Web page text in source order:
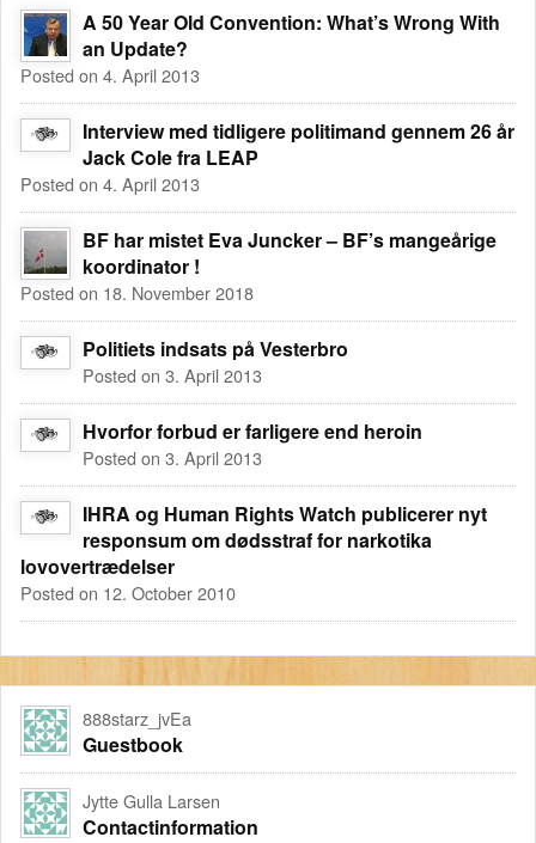
A 50 Year Old Convention: What’s Wrong With
an Update?
Posted on 4. April 2013
Interview med tidligere politimand gennem 26 år
Jack Cole fra LEAP
Posted on 4. April 2013
BF har mistet Eva Juncker – BF’s mangeårige
koordinator !
Posted on 18. November 2018
Politiets indsats på Vesterbro
Posted on 3. April 2013
Hvorfor forbud er farligere end heroin
Posted on 3. April 2013
IHRA og Human Rights Watch publicerer nyt
responsum om dødsstraf for narkotika
lovovertrædelser
Posted on 12. October 2010
888starz_jvEa
Guestbook
Jytte Gulla Larsen
Contactinformation